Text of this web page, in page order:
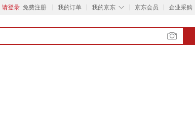
请登录 免费注册 我的订单 ◇
我的京东 京东会员 企业采购